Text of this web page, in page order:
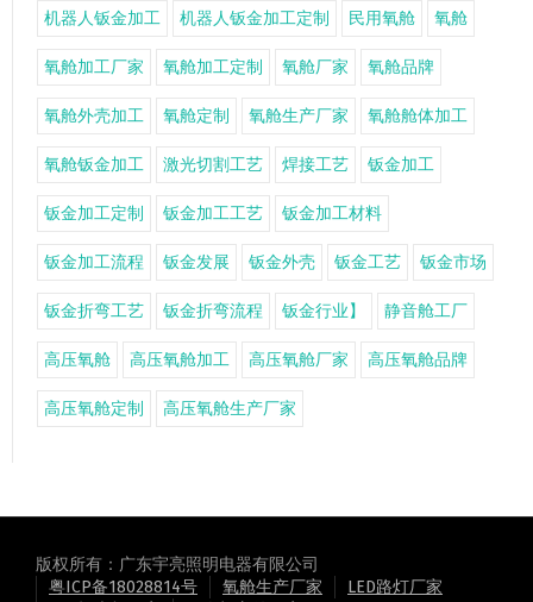
机器人钣金加工 机器人钣金加工定制 民用氧舱 氧舱
氧舱加工厂家 氧舱加工定制 氧舱厂家 氧舱品牌
氧舱外壳加工 氧舱定制 氧舱生产厂家 氧舱舱体加工
氧舱钣金加工 激光切割工艺 焊接工艺 钣金加工
钣金加工定制 钣金加工工艺 钣金加工材料
钣金加工流程 钣金发展 钣金外壳 钣金工艺 钣金市场
钣金折弯工艺 钣金折弯流程 钣金行业】 静音舱工厂
高压氧舱 高压氧舱加工 高压氧舱厂家 高压氧舱品牌
高压氧舱定制 高压氧舱生产厂家
版权所有：广东宇亮照明电器有限公司
粤ICP备18028814号
氧舱生产厂家
LED路灯厂家